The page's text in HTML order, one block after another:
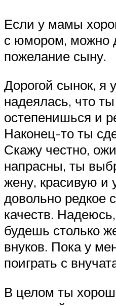
Если у мамы
с юмором, можно
пожелание сыну.
Дорогой сынок, я
надеялась, что
остепенишься и
Наконец-то ты
Скажу честно,
напрасны, ты
жену, красивую и
довольно редкое
качеств.
будешь столько
внуков. Пока у
поиграть с
В целом ты